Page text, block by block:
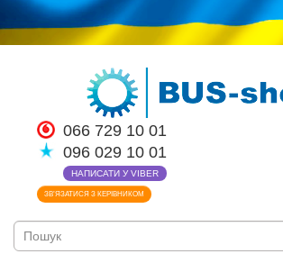
066 729 10 01
096 029 10 01
НАПИСАТИ У VIBER
ЗВ’ЯЗАТИСЯ З КЕРІВНИКОМ